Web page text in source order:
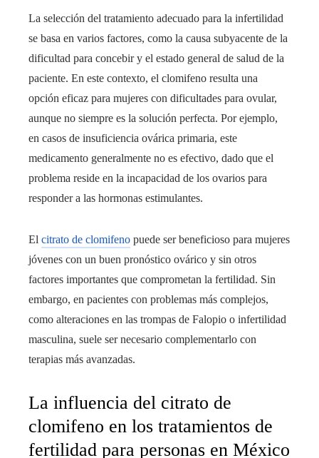
La selección del tratamiento adecuado para la infertilidad
se basa en varios factores, como la causa subyacente de la
dificultad para concebir y el estado general de salud de la
paciente. En este contexto, el clomifeno resulta una
opción eficaz para mujeres con dificultades para ovular,
aunque no siempre es la solución perfecta. Por ejemplo,
en casos de insuficiencia ovárica primaria, este
medicamento generalmente no es efectivo, dado que el
problema reside en la incapacidad de los ovarios para
responder a las hormonas estimulantes.
El citrato de clomifeno puede ser beneficioso para mujeres
jóvenes con un buen pronóstico ovárico y sin otros
factores importantes que comprometan la fertilidad. Sin
embargo, en pacientes con problemas más complejos,
como alteraciones en las trompas de Falopio o infertilidad
masculina, suele ser necesario complementarlo con
terapias más avanzadas.
La influencia del citrato de
clomifeno en los tratamientos de
fertilidad para personas en México